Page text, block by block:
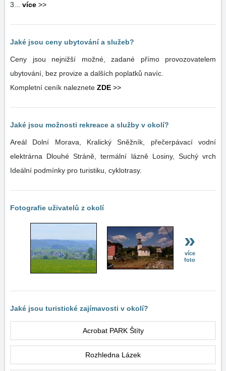
3... více >>
Jaké jsou ceny ubytování a služeb?
Ceny jsou nejnižší možné, zadané přímo provozovatelem
ubytování, bez provize a dalších poplatků navíc.
Kompletní ceník naleznete ZDE >>
Jaké jsou možnosti rekreace a služby v okolí?
Areál Dolní Morava, Kralický Sněžník, přečerpávací vodní
elektrárna Dlouhé Stráně, termální lázně Losiny, Suchý vrch
Ideální podmínky pro turistiku, cyklotrasy.
Fotografie uživatelů z okolí
»
více
foto
Jaké jsou turistické zajímavosti v okolí?
Acrobat PARK Štíty
Rozhledna Lázek